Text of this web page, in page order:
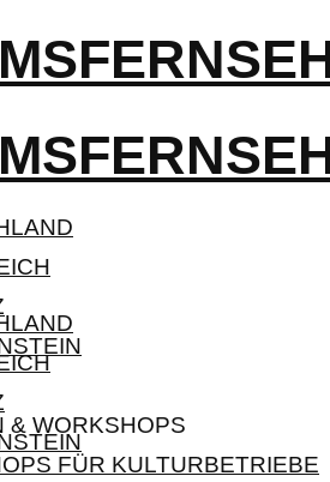
& WORKSHOPS
FÜR KULTURBETRIEBE